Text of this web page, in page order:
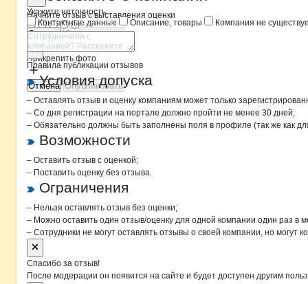
Начните отзыв с выставления оценки
Прикрепить фото
Отмена Опубликовать
Укажите неточность
Контактные данные
Описание, товары Компания не
Отмена Опубликовать
Правила публикации отзывов
Условия допуска
– Оставлять отзыв и оценку компаниям может только
– Со дня регистрации на портале должно пройти не менее 30 дней;
– Обязательно должны быть заполнены поля в профиле (так же как
Возможности
– Оставить отзыв с оценкой;
– Поставить оценку без отзыва.
Ограничения
– Нельзя оставлять отзыв без оценки;
– Можно оставить один отзыв/оценку для одной компании один раз в
– Сотрудники не могут оставлять отзывы о своей компании, но могут
Спасибо за отзыв!
После модерации он появится на сайте и будет доступен другим